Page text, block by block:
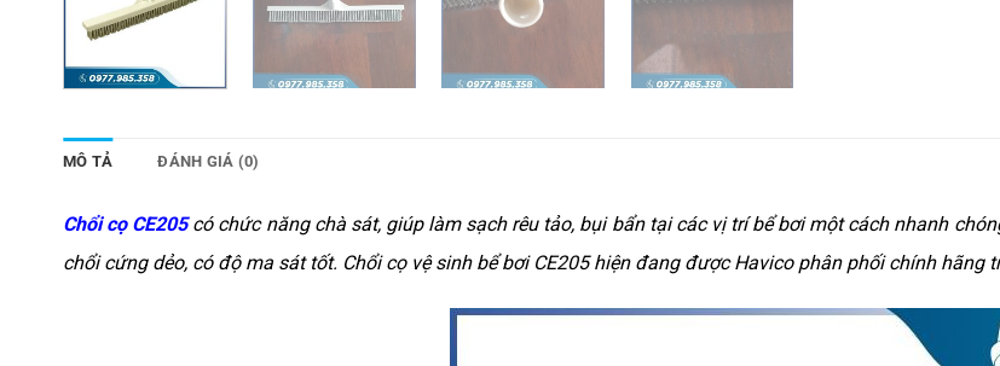
MÔ TẢ ĐÁNH GIÁ (0)
Chổi cọ CE205 có chức năng chà sát, giúp làm sạch rêu tảo, bụi bẩn tại các vị trí bể bơi một cách nhanh
chổi cứng dẻo, có độ ma sát tốt. Chổi cọ vệ sinh bể bơi CE205 hiện đang được Havico phân phối chính hãng